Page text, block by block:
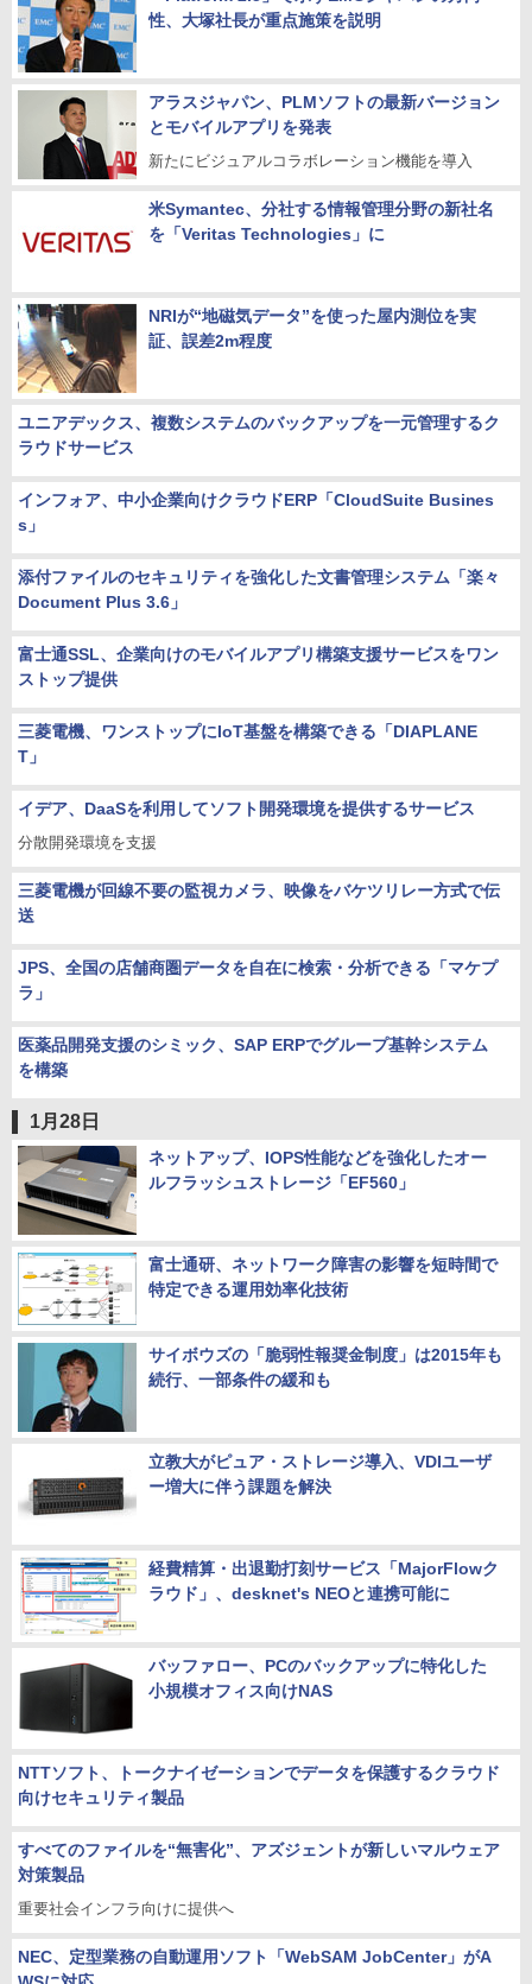
性、大塚社長が重点施策を説明
アラスジャパン、PLMソフトの最新バージョン
とモバイルアプリを発表
新たにビジュアルコラボレーション機能を導入
米Symantec、分社する情報管理分野の新社名
を「Veritas Technologies」に
NRIが“地磁気データ”を使った屋内測位を実
証、誤差2m程度
ユニアデックス、複数システムのバックアップを一元管理するク
ラウドサービス
インフォア、中小企業向けクラウドERP「CloudSuite Busines
s」
添付ファイルのセキュリティを強化した文書管理システム「楽々
Document Plus 3.6」
富士通SSL、企業向けのモバイルアプリ構築支援サービスをワン
ストップ提供
三菱電機、ワンストップにIoT基盤を構築できる「DIAPLANE
T」
イデア、DaaSを利用してソフト開発環境を提供するサービス
分散開発環境を支援
三菱電機が回線不要の監視カメラ、映像をバケツリレー方式で伝
送
JPS、全国の店舗商圏データを自在に検索・分析できる「マケプ
ラ」
医薬品開発支援のシミック、SAP ERPでグループ基幹システム
を構築
1月28日
ネットアップ、IOPS性能などを強化したオー
ルフラッシュストレージ「EF560」
富士通研、ネットワーク障害の影響を短時間で
特定できる運用効率化技術
サイボウズの「脆弱性報奨金制度」は2015年も
続行、一部条件の緩和も
立教大がピュア・ストレージ導入、VDIユーザ
ー増大に伴う課題を解決
経費精算・出退勤打刻サービス「MajorFlowク
ラウド」、desknet's NEOと連携可能に
バッファロー、PCのバックアップに特化した
小規模オフィス向けNAS
NTTソフト、トークナイゼーションでデータを保護するクラウド
向けセキュリティ製品
すべてのファイルを“無害化”、アズジェントが新しいマルウェア
対策製品
重要社会インフラ向けに提供へ
NEC、定型業務の自動運用ソフト「WebSAM JobCenter」がA